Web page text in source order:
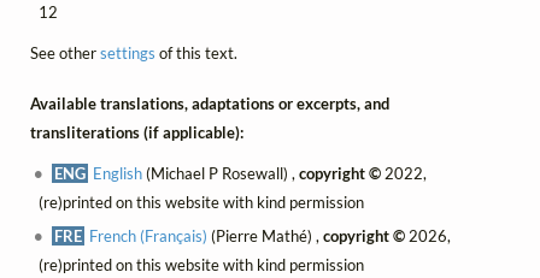
12
See othersettings of this text.
Available translations, adaptations or excerpts, and
transliterations (if applicable):
ENG English(Michael P Rosewall) ,copyright © 2022,
(re)printed on this website with kind permission
FRE French (Français) (Pierre Mathé) ,copyright ©2026,
(re)printed on this website with kind permission